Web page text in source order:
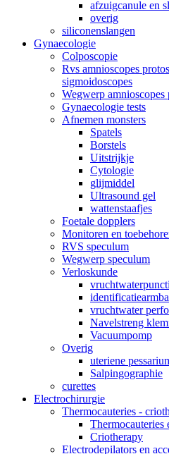
afzuigcanule en
overig
siliconenslangen
Gynaecologie
Colposcopie
Rvs amnioscopes
sigmoidoscopes
Wegwerp amnioscopes
Gynaecologie tests
Afnemen monsters
Spatels
Borstels
Uitstrijkje
Cytologie
glijmiddel
Ultrasound gel
wattenstaafjes
Foetale dopplers
Monitoren en
RVS speculum
Wegwerp speculum
Verloskunde
vruchtwater
Navelstreng
Vacuumpomp
Overig
uteriene
Salpingographie
curettes
Electrochirurgie
Thermocauteries -
Thermocauteries
Criotherapy
Electrodepilators en